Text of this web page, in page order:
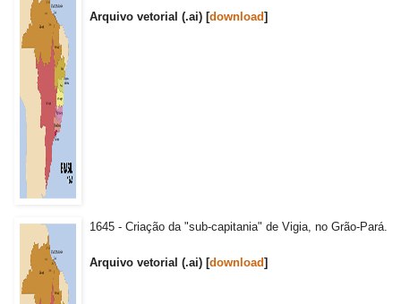
Arquivo vetorial (.ai) [download]
1645 - Criação da "sub-capitania" de Vigia, no Grão-Pará.
Arquivo vetorial (.ai) [download]